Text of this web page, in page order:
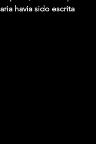
havia sido escrita